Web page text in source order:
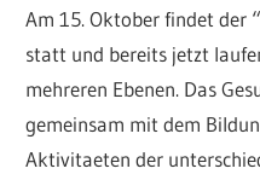
Am 15. Oktober findet der
statt und bereits jetzt
mehreren Ebenen. Das
gemeinsam mit dem
Aktivitaeten der